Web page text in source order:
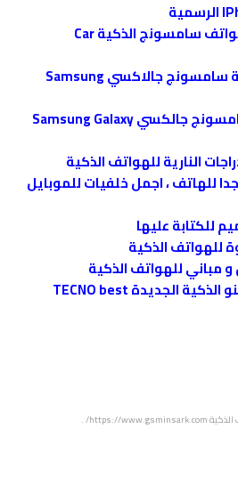
افضل خلفيات سيارات لهواتف ﺳﺎﻣﺴﻮﻧﺞ الذكية Car
تحميل الخلفيات الرسمية سامسونج جالاكسي Samsung
اجمل خلفيات هواتف سامسونج جالكسي Samsung Galaxy
النارية للهواتف الذكية
للهاتف ، اجمل خلفيات للموبايل
للكتابة عليها
للهواتف الذكية
مباني للهواتف الذكية
اجمل خلفيات هواتف تكنو الذكية الجديدة TECNO best
الذكيةhttps://www.gsminsark.com/
.